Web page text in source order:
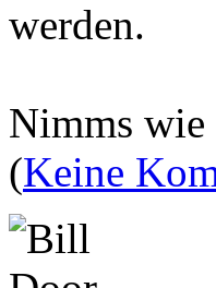
werden.
Nimms wie
(Keine